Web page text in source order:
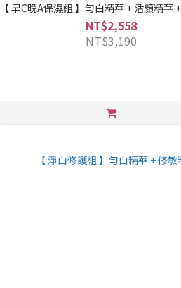
【 早C晚A保濕組 】勻白精華 + 活顏精華
NT$2,558
NT$3,190